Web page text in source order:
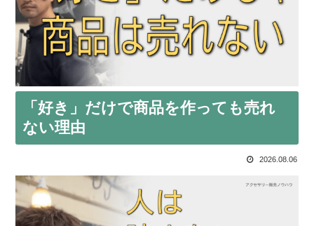
「好き」だけで商品を作っても売れ
ない理由
2026.08.06